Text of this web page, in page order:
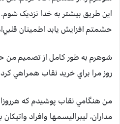
اين طريق بيشتر به خدا نزديک
حشمتم افزايش يابد اطمينان
شوهرم به طور کامل از تصميم من
روز مرا براي خريد نقاب همراهي
من هنگامي نقاب پوشيدم که
مداران، ليبراليسمها وافراد